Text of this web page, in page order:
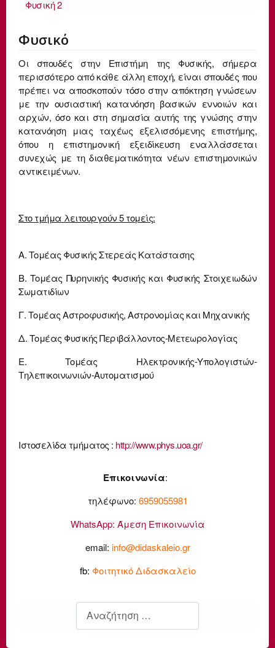
Φυσική 2
Φυσικό
Οι σπουδές στην Επιστήμη της Φυσικής, σήμερα
περισσότερο από κάθε άλλη εποχή, είναι σπουδές που
πρέπει να αποσκοπούν τόσο στην απόκτηση γνώσεων
με την ουσιαστική κατανόηση βασικών εννοιών και
αρχών, όσο και στη σημασία αυτής της γνώσης στην
κατανόηση μιας ταχέως εξελισσόμενης επιστήμης,
όπου η επιστημονική εξειδίκευση εναλλάσσεται
συνεχώς με τη διαθεματικότητα νέων επιστημονικών
αντικειμένων.
Στο τμήμα λειτουργούν 5 τομείς:
Α. Τομέας Φυσικής Στερεάς Κατάστασης
Β. Τομέας Πυρηνικής Φυσικής και Φυσικής Στοιχειωδών
Σωματιδίων
Γ. Τομέας Αστροφυσικής, Αστρονομίας και Μηχανικής
Δ. Τομέας Φυσικής Περιβάλλοντος-Μετεωρολογίας
Ε. Τομέας Ηλεκτρονικής-Υπολογιστών-
Τηλεπικοινωνιών-Αυτοματισμού
Ιστοσελίδα τμήματος : http://www.phys.uoa.gr/
Επικοινωνία:
τηλέφωνο: 6959055981
WhatsApp: Άμεση Επικοινωνία
email: info@didaskaleio.gr
fb: Φοιτητικό Διδασκαλείο
Αναζήτηση